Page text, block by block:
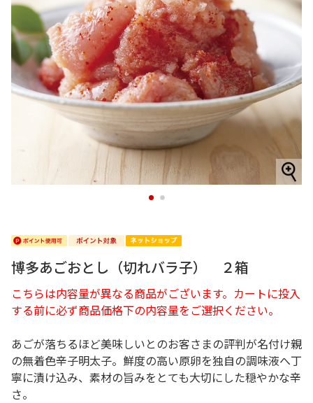
1 2
博多あごおとし（切れバラ子） ２箱
こちらは内容量が異なる商品がございます。カートに投入
する前に必ず商品価格下の内容量をご選択ください。
あごが落ちるほど美味しいとのお客さまの評判が名付け親
の無着色辛子明太子。鮮度の高い原卵を独自の調味液へ丁
寧に漬け込み、素材の旨みをとても大切にした穏やかな辛
さ。